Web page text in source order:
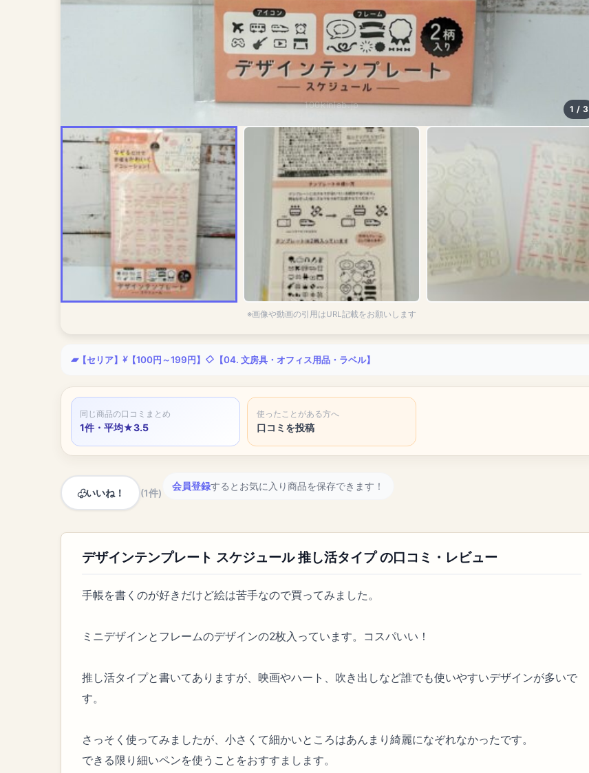
100kinlab.jp 1 / 3
※画像や動画の引用はURL記載をお願いします
【セリア】 【100円～199円】 【04. 文房具・オフィス用品・ラベル】
同じ商品の口コミまとめ
1件・平均★3.5
使ったことがある方へ
口コミを投稿
いいね！ (1件)
会員登録するとお気に入り商品を保存できます！
デザインテンプレート スケジュール 推し活タイプ の口コミ・レビュー
手帳を書くのが好きだけど絵は苦手なので買ってみました。
ミニデザインとフレームのデザインの2枚入っています。コスパいい！
推し活タイプと書いてありますが、映画やハート、吹き出しなど誰でも使いやすいデザインが多いで
す。
さっそく使ってみましたが、小さくて細かいところはあんまり綺麗になぞれなかったです。
できる限り細いペンを使うことをおすすまします。